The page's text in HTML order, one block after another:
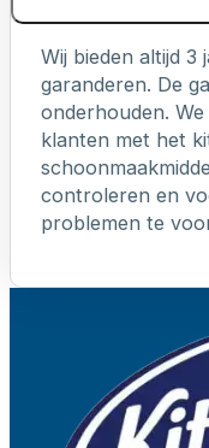
Wij bieden altijd
garanderen. De
onderhouden.
klanten met het
controleren en
problemen te